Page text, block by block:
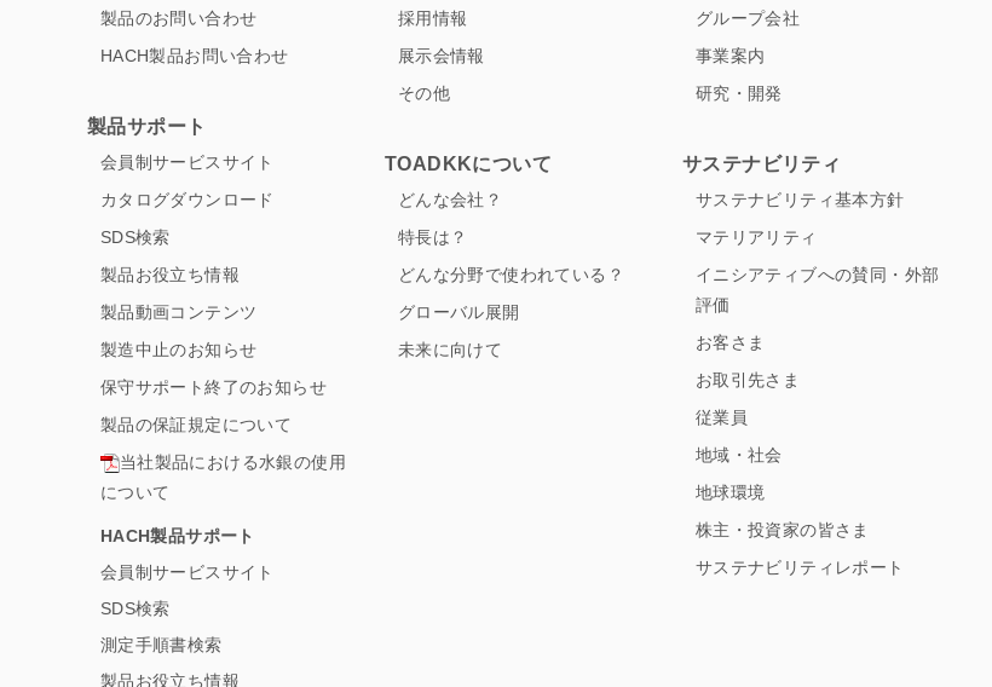
製品のお問い合わせ
HACH製品お問い合わせ
製品サポート
会員制サービスサイト
カタログダウンロード
SDS検索
製品お役立ち情報
製品動画コンテンツ
製造中止のお知らせ
保守サポート終了のお知らせ
製品の保証規定について
当社製品における水銀の使用
について
HACH製品サポート
会員制サービスサイト
SDS検索
測定手順書検索
製品お役立ち情報
採用情報
展示会情報
その他
TOADKKについて
どんな会社？
特長は？
どんな分野で使われている？
グローバル展開
未来に向けて
グループ会社
事業案内
研究・開発
サステナビリティ
サステナビリティ基本方針
マテリアリティ
イニシアティブへの賛同・外部
評価
お客さま
お取引先さま
従業員
地域・社会
地球環境
株主・投資家の皆さま
サステナビリティレポート